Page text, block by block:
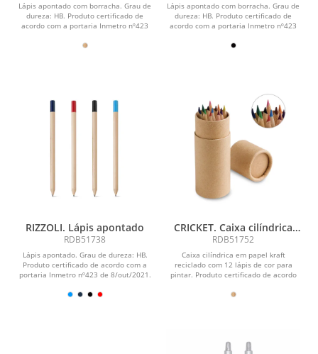
Lápis apontado com borracha. Grau de
dureza: HB. Produto certificado de
acordo com a portaria Inmetro nº423
Lápis apontado com borracha. Grau de
dureza: HB. Produto certificado de
acordo com a portaria Inmetro nº423
RIZZOLI. Lápis apontado
RDB51738
Lápis apontado. Grau de dureza: HB.
Produto certificado de acordo com a
portaria Inmetro nº423 de 8/out/2021.
CRICKET. Caixa cilíndrica
em papel kraft reciclado
com 12 lápis de cor
RDB51752
Caixa cilíndrica em papel kraft
reciclado com 12 lápis de cor para
pintar. Produto certificado de acordo